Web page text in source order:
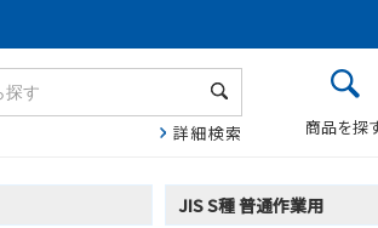
詳細検索 商品を探
JIS S種 普通作業用